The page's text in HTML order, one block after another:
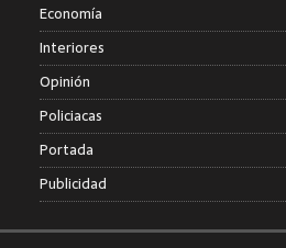
Economía
Interiores
Opinión
Policiacas
Portada
Publicidad